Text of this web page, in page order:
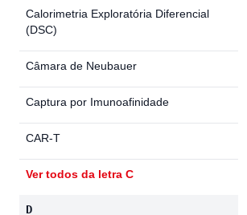
Calorimetria Exploratória Diferencial
(DSC)
Câmara de Neubauer
Captura por Imunoafinidade
CAR-T
Ver todos da letra C
D